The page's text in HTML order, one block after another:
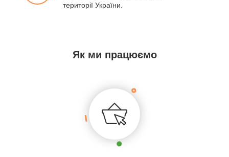
території України.
Як ми працюємо